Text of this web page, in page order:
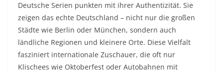
Deutsche Serien punkten mit ihrer Authentizität. Sie
zeigen das echte Deutschland – nicht nur die großen
Städte wie Berlin oder München, sondern auch
ländliche Regionen und kleinere Orte. Diese Vielfalt
fasziniert internationale Zuschauer, die oft nur
Klischees wie Oktoberfest oder Autobahnen mit